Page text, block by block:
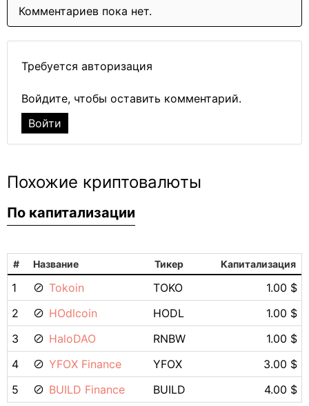
Комментариев пока нет.
Требуется авторизация
Войдите, чтобы оставить комментарий.
Войти
Похожие криптовалюты
По капитализации
# Название Тикер Капитализация
1 Tokoin TOKO
1.00 $
2
HOdlcoin HODL
1.00 $
3
HaloDAO RNBW
1.00 $
4
YFOX Finance YFOX
3.00 $
5
BUILD Finance BUILD 4.00 $